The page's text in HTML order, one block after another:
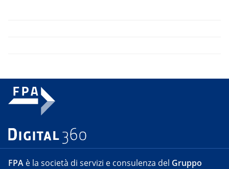
FPA è la società di servizi e consulenza del Gruppo